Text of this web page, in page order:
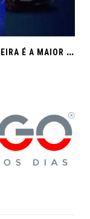
O
FEIRÃO COMPRA CERTA SAFRA FINANCEIRA É A MAIOR REUNIÃO DE SEMINOVOS DE MACEIÓ EM 2026.